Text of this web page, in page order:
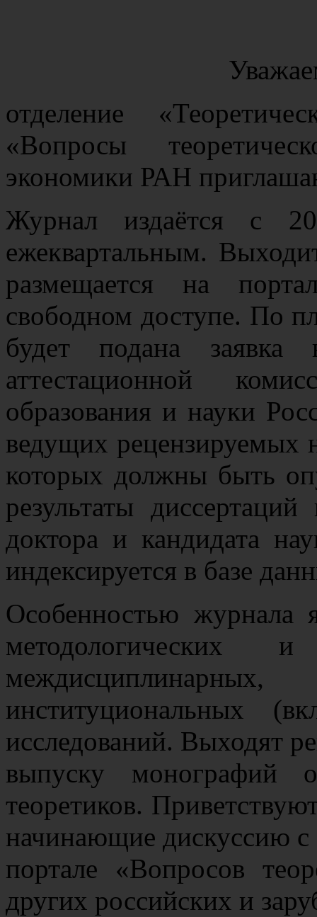
отделение
«Вопросы
экономики РАН
Журнал издаётся с
ежеквартальным.
размещается на
свободном доступе. По
будет подана
аттестационной
образования и науки
ведущих рецензируемых
которых должны быть
результаты
доктора и кандидата
индексируется в базе
Особенностью журнала
методологических
институциональных
исследований. Выходят
выпуску монографий
теоретиков.
начинающие дискуссию с
портале «Вопросов
других российских и